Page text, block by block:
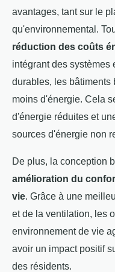
avantages, tant sur le
qu'environnemental.
réduction des coûts
intégrant des systèmes
durables, les
moins d'énergie. Cela
d'énergie réduites et
sources d'énergie non
De plus, la conception
amélioration du
vie. Grâce à une
et de la ventilation, les
environnement de vie
avoir un impact positif
des résidents.